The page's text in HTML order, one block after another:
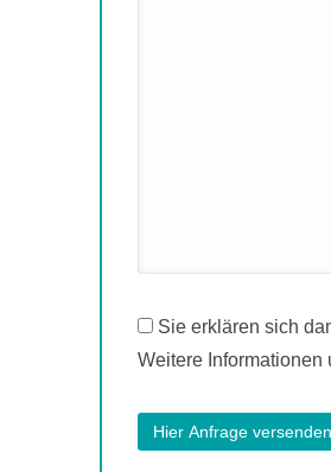
Sie erklären sich
Weitere